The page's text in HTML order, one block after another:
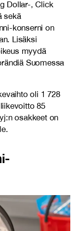
Dollar-, Click
sekä
konserni on
Lisäksi
myydä
Suomessa
oli 1 728
85
osakkeet on